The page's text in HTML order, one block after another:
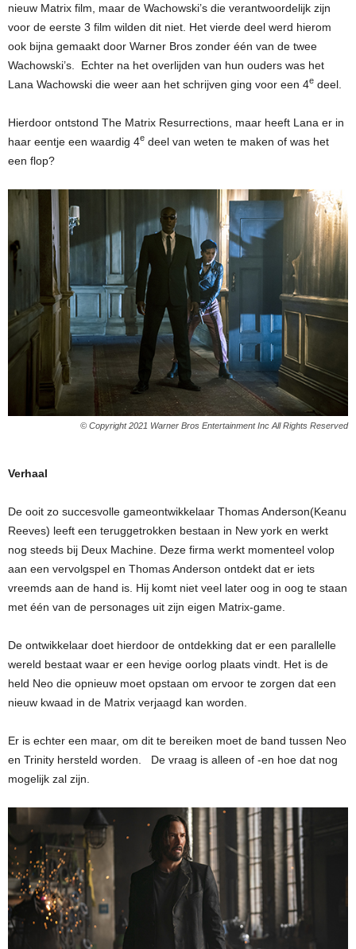
nieuw Matrix film, maar de Wachowski’s die verantwoordelijk zijn
voor de eerste 3 film wilden dit niet. Het vierde deel werd hierom
ook bijna gemaakt door Warner Bros zonder één van de twee
Wachowski’s. Echter na het overlijden van hun ouders was het
Lana Wachowski die weer aan het schrijven ging voor een 4e deel.
Hierdoor ontstond The Matrix Resurrections, maar heeft Lana er in
haar eentje een waardig 4e deel van weten te maken of was het
een flop?
© Copyright 2021 Warner Bros Entertainment Inc All Rights Reserved
Verhaal
De ooit zo succesvolle gameontwikkelaar Thomas Anderson(Keanu
Reeves) leeft een teruggetrokken bestaan in New york en werkt
nog steeds bij Deux Machine. Deze firma werkt momenteel volop
aan een vervolgspel en Thomas Anderson ontdekt dat er iets
vreemds aan de hand is. Hij komt niet veel later oog in oog te staan
met één van de personages uit zijn eigen Matrix-game.
De ontwikkelaar doet hierdoor de ontdekking dat er een parallelle
wereld bestaat waar er een hevige oorlog plaats vindt. Het is de
held Neo die opnieuw moet opstaan om ervoor te zorgen dat een
nieuw kwaad in de Matrix verjaagd kan worden.
Er is echter een maar, om dit te bereiken moet de band tussen Neo
en Trinity hersteld worden. De vraag is alleen of -en hoe dat nog
mogelijk zal zijn.